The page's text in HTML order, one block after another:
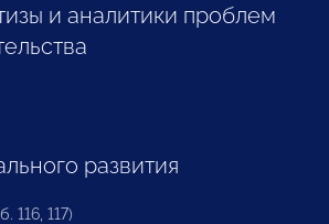
и аналитики проблем
развития
116, 117)